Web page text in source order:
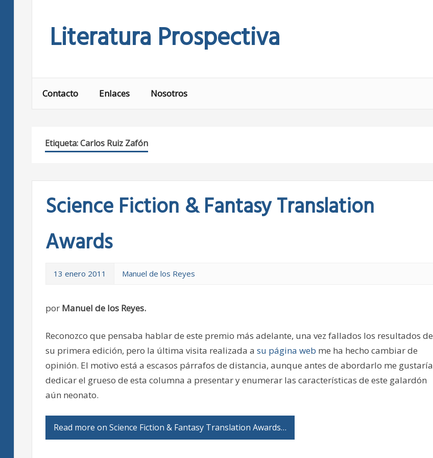
Literatura Prospectiva
Contacto Enlaces Nosotros
Etiqueta:Carlos Ruiz Zafón
Science Fiction & Fantasy Translation
Awards
13 enero 2011 Manuel de los Reyes
por Manuel de los Reyes.
Reconozco que pensaba hablar de este premio más adelante, una vez fallados los resultados de
su primera edición, pero la última visita realizada a su página web me ha hecho cambiar de
opinión. El motivo está a escasos párrafos de distancia, aunque antes de abordarlo me gustaría
dedicar el grueso de esta columna a presentar y enumerar las características de este galardón
aún neonato.
Read more on Science Fiction & Fantasy Translation Awards…